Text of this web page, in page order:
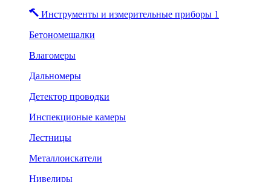
Инструменты и измерительные приборы 1
Бетономешалки
Влагомеры
Дальномеры
Детектор проводки
Инспекционые камеры
Лестницы
Металлоискатели
Нивелиры